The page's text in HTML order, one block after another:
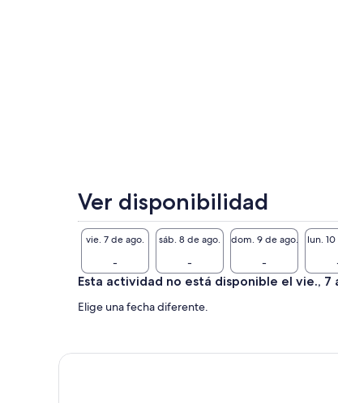
Ver disponibilidad
vie. 7 de ago.
-
sáb. 8 de ago.
-
dom. 9 de ago.
-
lun.
Esta actividad no está disponible el vie., 7
Elige una fecha diferente.